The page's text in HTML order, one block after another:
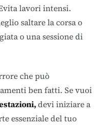
lavori intensi.
saltare la corsa o
o una sessione di
che può
ben fatti. Se vuoi
devi iniziare a
essenziale del tuo